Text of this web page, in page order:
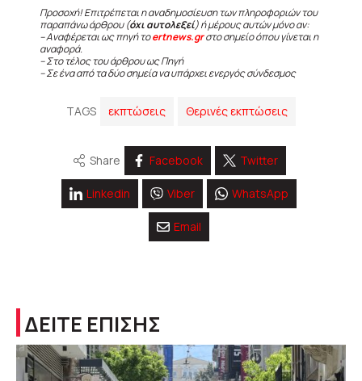
Προσοχή! Επιτρέπεται η αναδημοσίευση των πληροφοριών του
παραπάνω άρθρου (όχι αυτολεξεί) ή μέρους αυτών μόνο αν:
– Αναφέρεται ως πηγή τοertnews.grστο σημείο όπου γίνεται η
αναφορά.
– Στο τέλος του άρθρου ως Πηγή
– Σε ένα από τα δύο σημεία να υπάρχει ενεργός σύνδεσμος
TAGS εκπτώσεις Θερινές εκπτώσεις
Share Facebook Twitter
Linkedin Viber WhatsApp
Email
ΔΕΙΤΕ ΕΠΙΣΗΣ